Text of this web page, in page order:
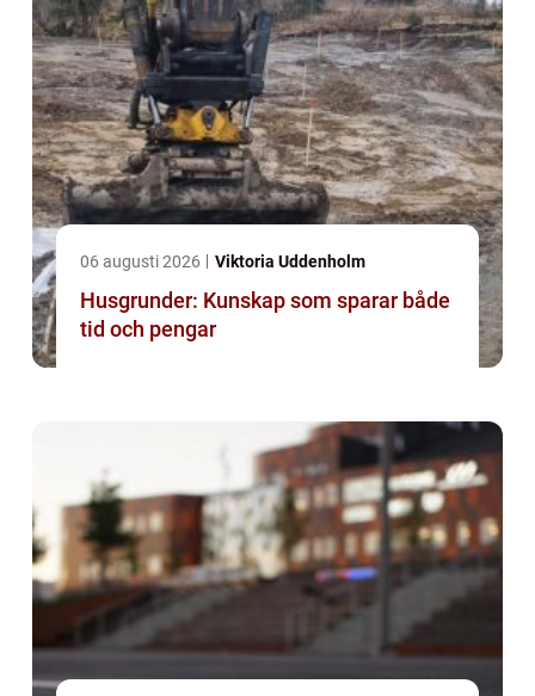
06 augusti 2026 Viktoria Uddenholm
Husgrunder: Kunskap som sparar både
tid och pengar